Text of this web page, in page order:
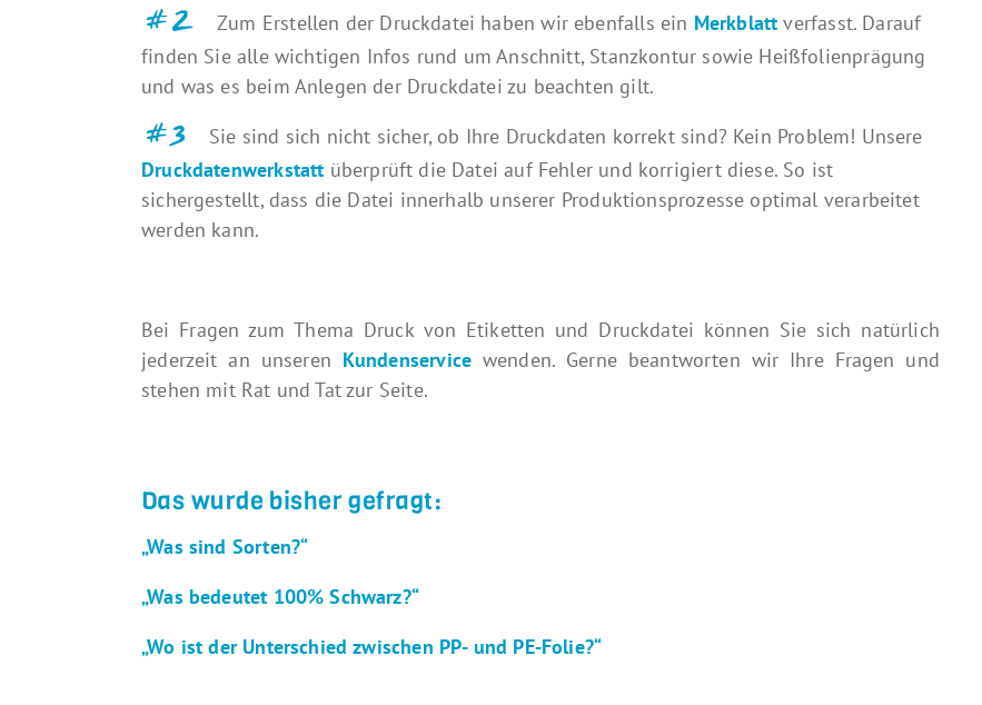
#2 Zum Erstellen der Druckdatei haben wir ebenfalls ein Merkblatt verfasst. Darauf
finden Sie alle wichtigen Infos rund um Anschnitt, Stanzkontur sowie Heißfolienprägung
und was es beim Anlegen der Druckdatei zu beachten gilt.
#3 Sie sind sich nicht sicher, ob Ihre Druckdaten korrekt sind? Kein Problem! Unsere
Druckdatenwerkstatt überprüft die Datei auf Fehler und korrigiert diese. So ist
sichergestellt, dass die Datei innerhalb unserer Produktionsprozesse optimal verarbeitet
werden kann.
Bei Fragen zum Thema Druck von Etiketten und Druckdatei können Sie sich natürlich
jederzeit an unseren Kundenservice wenden. Gerne beantworten wir Ihre Fragen und
stehen mit Rat und Tat zur Seite.
Das wurde bisher gefragt:
„Was sind Sorten?“
„Was bedeutet 100% Schwarz?“
„Wo ist der Unterschied zwischen PP- und PE-Folie?“